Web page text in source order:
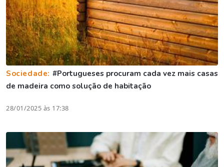
Sociedade: #Portugueses procuram cada vez mais casas
de madeira como solução de habitação
28/01/2025 às 17:38